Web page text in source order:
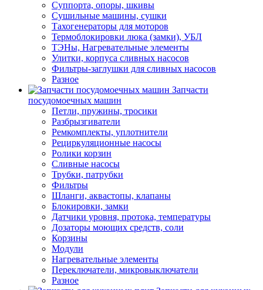
Суппорта, опоры, шкивы
Сушильные машины, сушки
Тахогенераторы для моторов
Термоблокировки люка (замки), УБЛ
ТЭНы, Нагревательные элементы
Улитки, корпуса сливных насосов
Фильтры-заглушки для сливных насосов
Разное
Запчасти
посудомоечных машин
Петли, пружины, тросики
Разбрызгиватели
Ремкомплекты, уплотнители
Рециркуляционные насосы
Ролики корзин
Сливные насосы
Трубки, патрубки
Фильтры
Шланги, аквастопы, клапаны
Блокировки, замки
Датчики уровня, протока, температуры
Дозаторы моющих средств, соли
Корзины
Модули
Нагревательные элементы
Переключатели, микровыключатели
Разное